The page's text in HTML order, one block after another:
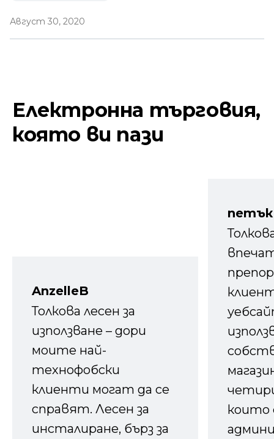
Август 30, 2020
Електронна търговия,
която ви пази
AnzelleB
Толкова лесен за
използване – дори
моите най-
технофобски
клиенти могат да се
справят. Лесен за
инсталиране, бърз за
които